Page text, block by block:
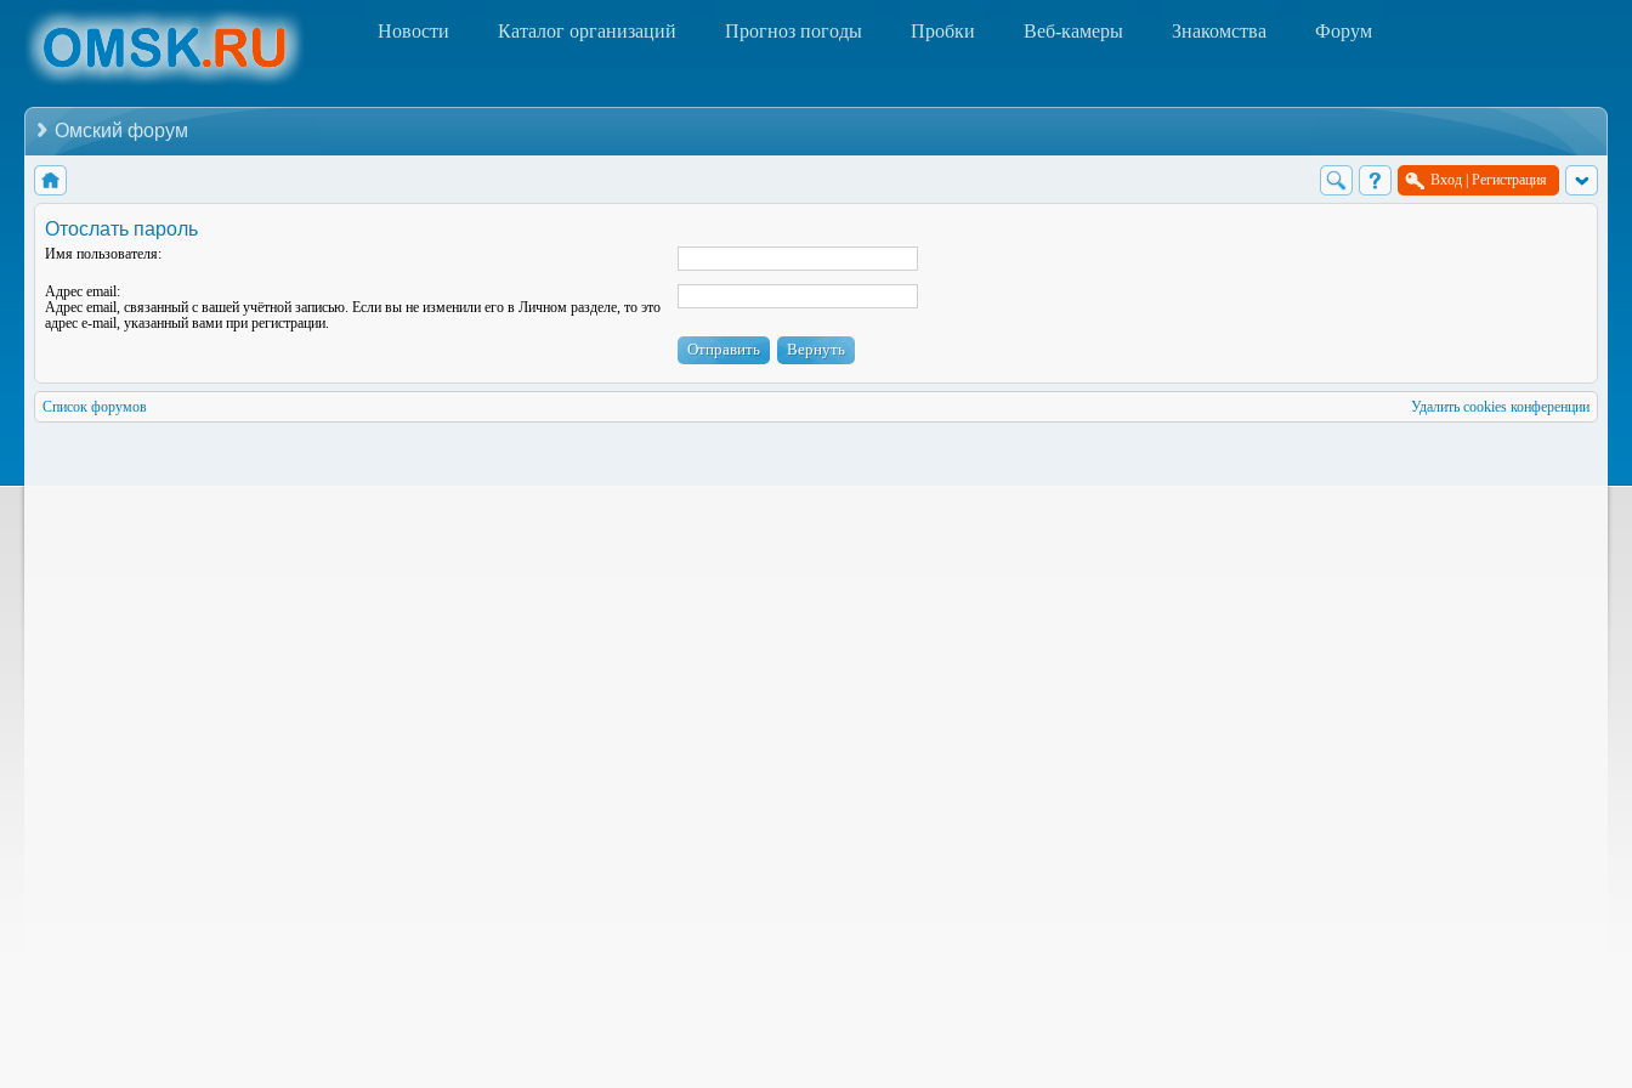
Новости Каталог организаций Прогноз погоды Пробки Веб-камеры Знакомства Форум
Омский форум
Вход Регистрация
Отослать пароль
Имя пользователя:
Адрес email:
Адрес email, связанный с вашей учётной записью. Если вы не изменили его в Личном разделе, то это
адрес e-mail, указанный вами при регистрации.
Список форумов Удалить cookies конференции